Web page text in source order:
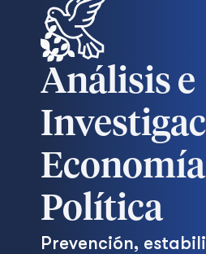
Análisis e
Economía
Política
Prevención,